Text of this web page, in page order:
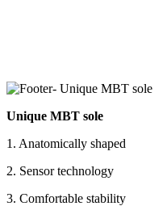
Unique MBT sole
1. Anatomically shaped
2. Sensor technology
3. Comfortable stability